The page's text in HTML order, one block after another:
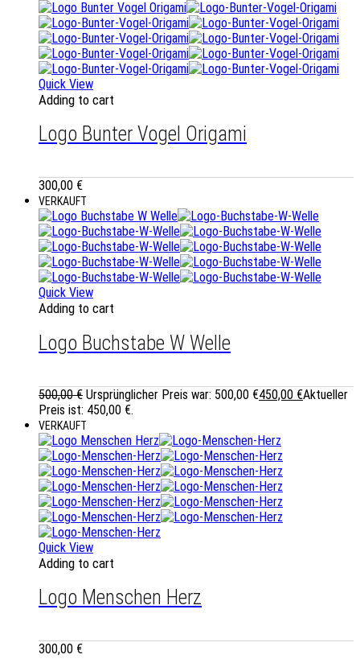
Quick View
Adding to cart
Logo Bunter Vogel Origami
300,00 €
VERKAUFT
Quick View
Adding to cart
Logo Buchstabe W Welle
500,00€ Ursprünglicher Preis war: 500,00 €450,00 €Aktueller
Preis ist: 450,00 €.
VERKAUFT
Quick View
Adding to cart
Logo Menschen Herz
300,00 €